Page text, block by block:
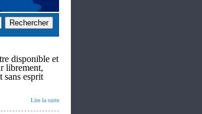
disponible et
librement,
sans esprit
Lire la suite